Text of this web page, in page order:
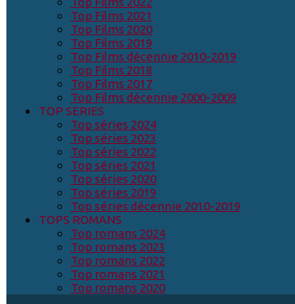
Top Films 2021
Top Films 2020
Top Films 2019
Top Films décennie 2010-2019
Top Films 2018
Top Films 2017
Top Films décennie 2000-2009
TOP SERIES
Top séries 2024
Top séries 2023
Top séries 2022
Top séries 2021
Top séries 2020
Top séries 2019
Top séries décennie 2010-2019
TOPS ROMANS
Top romans 2024
Top romans 2023
Top romans 2022
Top romans 2021
Top romans 2020